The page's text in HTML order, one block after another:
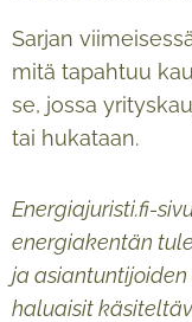
Sarjan
mitä tapahtuu
se, jossa
tai hukataan.
Energiajuristi.fi-
energiakentän
ja asiantuntijoiden
haluaisit